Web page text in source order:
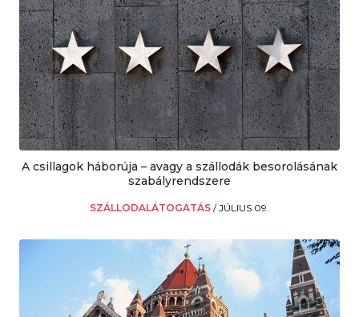
A csillagok háborúja – avagy a szállodák besorolásának
szabályrendszere
SZÁLLODALÁTOGATÁS /JÚLIUS 09.